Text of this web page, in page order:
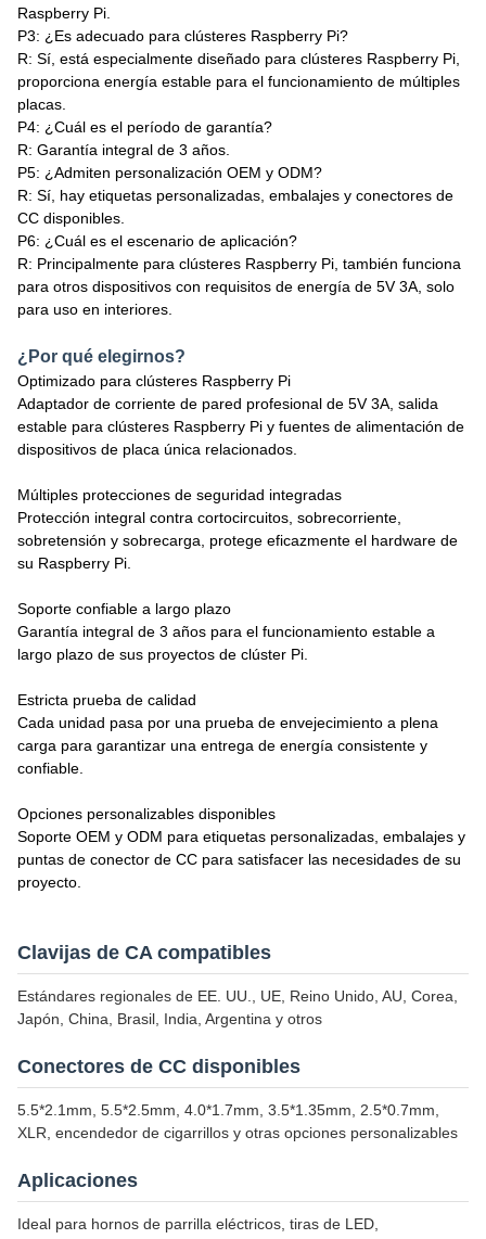
Raspberry Pi.
P3: ¿Es adecuado para clústeres Raspberry Pi?
R: Sí, está especialmente diseñado para clústeres Raspberry Pi,
proporciona energía estable para el funcionamiento de múltiples
placas.
P4: ¿Cuál es el período de garantía?
R: Garantía integral de 3 años.
P5: ¿Admiten personalización OEM y ODM?
R: Sí, hay etiquetas personalizadas, embalajes y conectores de
CC disponibles.
P6: ¿Cuál es el escenario de aplicación?
R: Principalmente para clústeres Raspberry Pi, también funciona
para otros dispositivos con requisitos de energía de 5V 3A, solo
para uso en interiores.
¿Por qué elegirnos?
Optimizado para clústeres Raspberry Pi
Adaptador de corriente de pared profesional de 5V 3A, salida
estable para clústeres Raspberry Pi y fuentes de alimentación de
dispositivos de placa única relacionados.
Múltiples protecciones de seguridad integradas
Protección integral contra cortocircuitos, sobrecorriente,
sobretensión y sobrecarga, protege eficazmente el hardware de
su Raspberry Pi.
Soporte confiable a largo plazo
Garantía integral de 3 años para el funcionamiento estable a
largo plazo de sus proyectos de clúster Pi.
Estricta prueba de calidad
Cada unidad pasa por una prueba de envejecimiento a plena
carga para garantizar una entrega de energía consistente y
confiable.
Opciones personalizables disponibles
Soporte OEM y ODM para etiquetas personalizadas, embalajes y
puntas de conector de CC para satisfacer las necesidades de su
proyecto.
Clavijas de CA compatibles
Estándares regionales de EE. UU., UE, Reino Unido, AU, Corea,
Japón, China, Brasil, India, Argentina y otros
Conectores de CC disponibles
5.5*2.1mm, 5.5*2.5mm, 4.0*1.7mm, 3.5*1.35mm, 2.5*0.7mm,
XLR, encendedor de cigarrillos y otras opciones personalizables
Aplicaciones
Ideal para hornos de parrilla eléctricos, tiras de LED,